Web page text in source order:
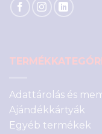
Adattárolás és
Ajándékkártyák
Egyéb termékek